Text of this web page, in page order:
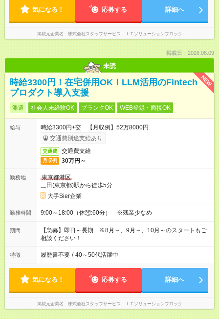
気になる！ 応募する 詳細へ
掲載元企業名 株式会社スタッフサービス ＩＴソリューションブロック
掲載日：2026.08.09
未読
NEW
時給3300円！在宅併用OK！LLM活用のFintech
プロダクト導入支援
派遣 社会人未経験OK ブランクOK WEB登録・面接OK
給与
時給3300円+交 【月収例】52万8000円
交通費別途支給あり
交通費 交通費支給
月収例 30万円～
勤務地
東京都港区
三田(東京都)駅から徒歩5分
大手Sier企業
勤務時間 9:00～18:00（休憩:60分） ※残業少なめ
期間
【急募】即日～長期 ※8月～、9月～、10月～のスタートもご
相談ください！
特徴 履歴書不要 / 40～50代活躍中
気になる！ 応募する 詳細へ
掲載元企業名 株式会社スタッフサービス ＩＴソリューションブロック